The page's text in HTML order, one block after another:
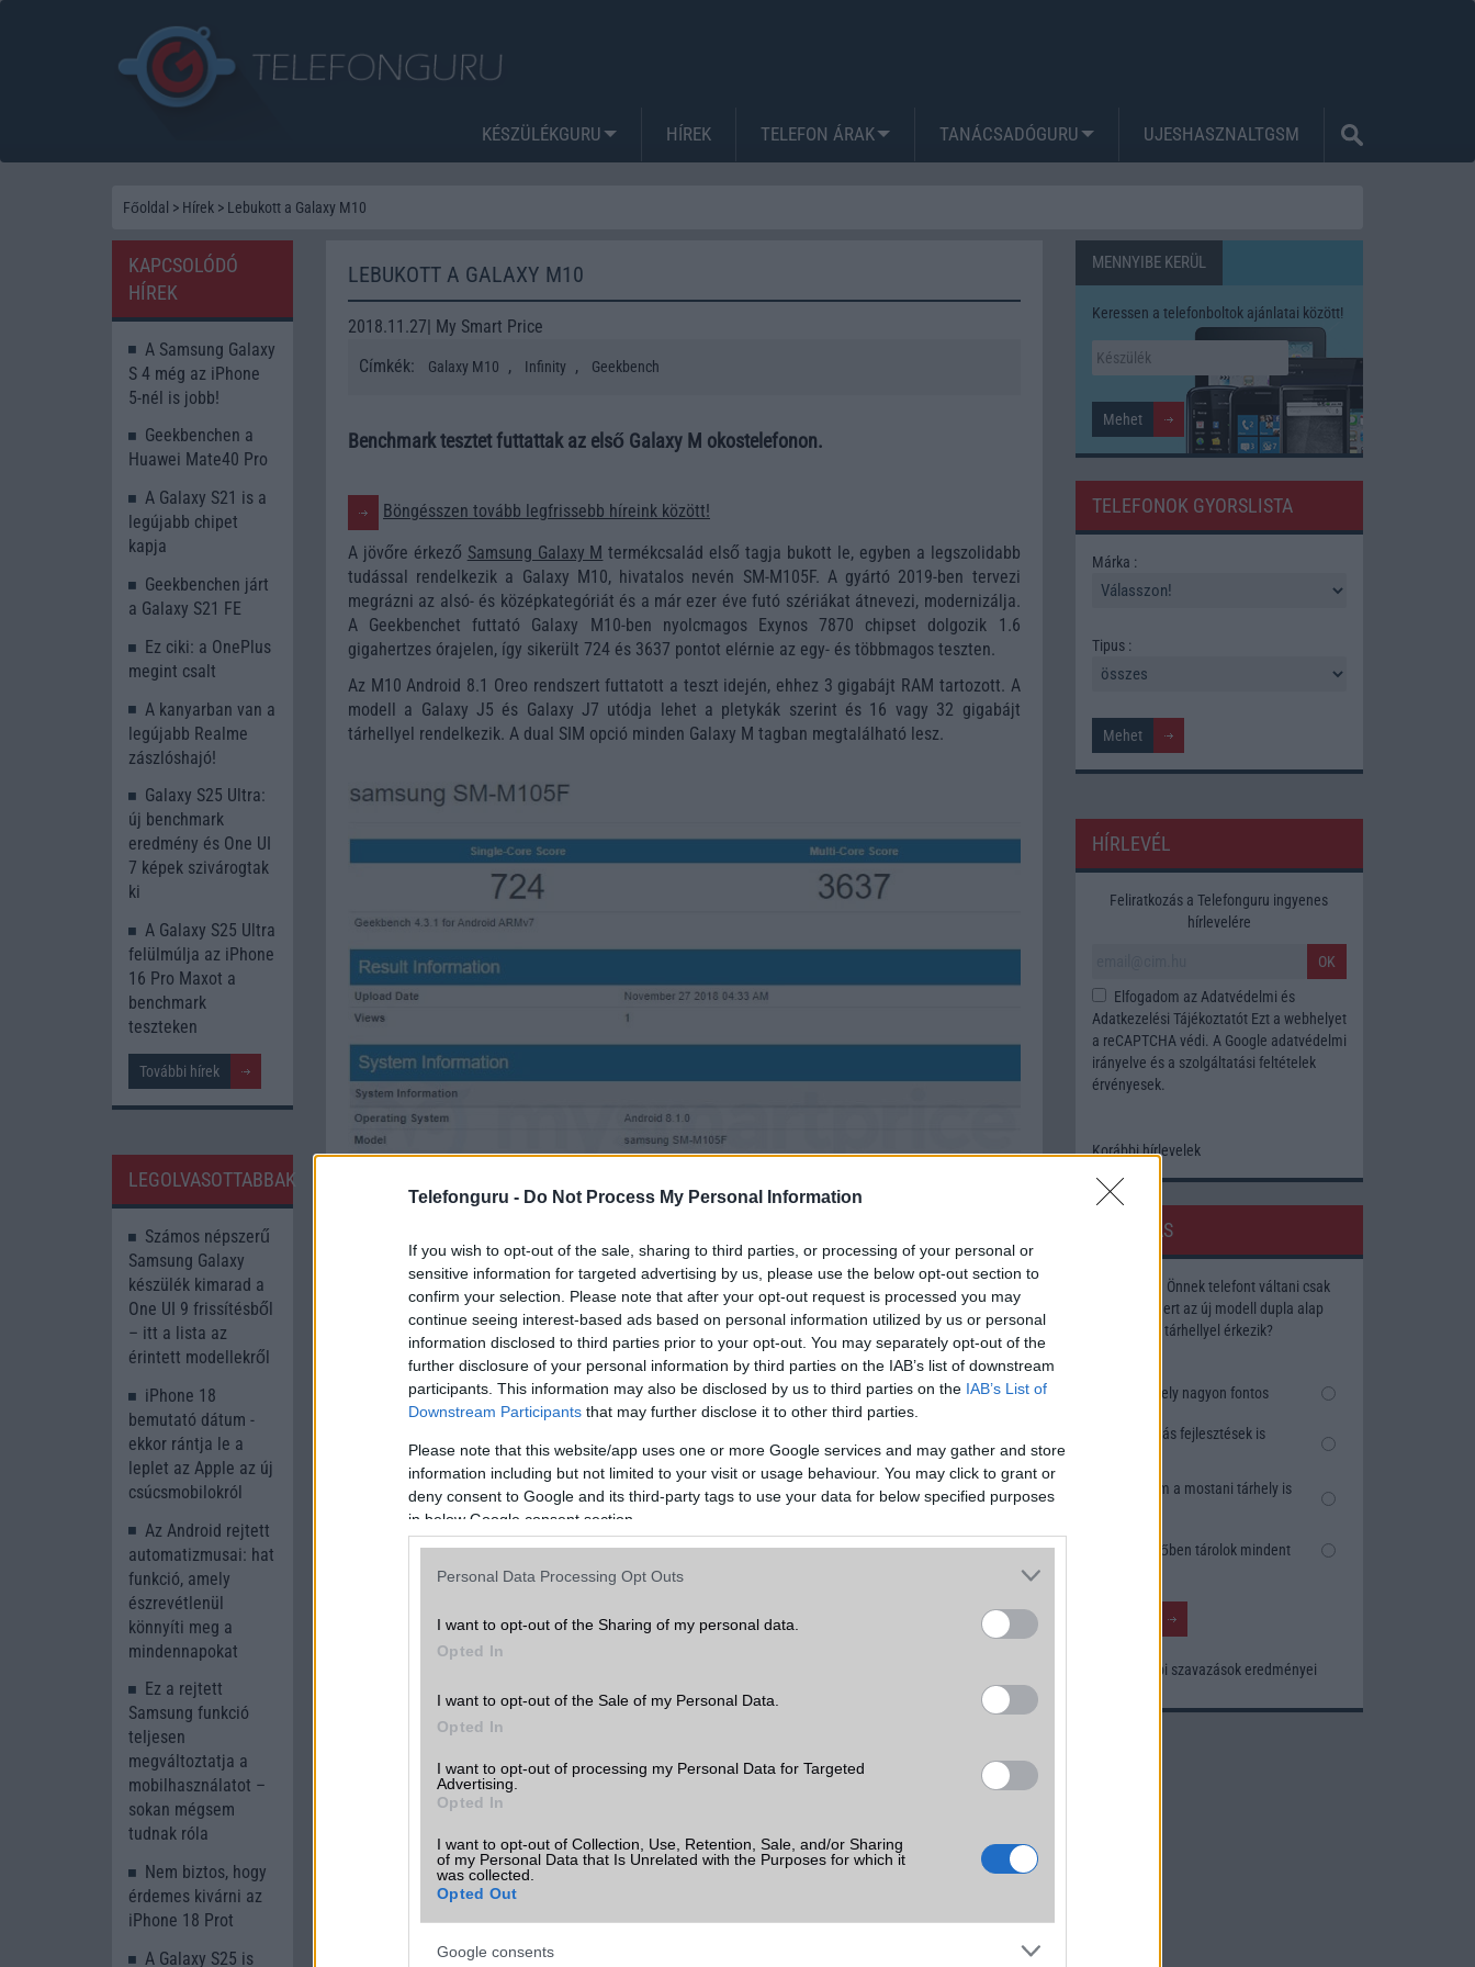
Telefonguru - Do Not Process My Personal Information
If you wish to opt-out of the sale, sharing to third parties, or processing of your personal or
sensitive information for targeted advertising by us, please use the below opt-out section to
confirm your selection. Please note that after your opt-out request is processed you may
continue seeing interest-based ads based on personal information utilized by us or personal
information disclosed to third parties prior to your opt-out. You may separately opt-out of the
further disclosure of your personal information by third parties on the IAB’s list of downstream
participants. This information may also be disclosed by us to third parties on the IAB’s List of
Downstream Participants that may further disclose it to other third parties.
Please note that this website/app uses one or more Google services and may gather and store
information including but not limited to your visit or usage behaviour. You may click to grant or
deny consent to Google and its third-party tags to use your data for below specified purposes
in below Google consent section.
Personal Data Processing Opt Outs
I want to opt-out of the Sharing of my personal data.
Opted In
I want to opt-out of the Sale of my Personal Data.
Opted In
I want to opt-out of processing my Personal Data for Targeted
Advertising.
Opted In
I want to opt-out of Collection, Use, Retention, Sale, and/or Sharing
of my Personal Data that Is Unrelated with the Purposes for which it
was collected.
Opted Out
Google consents
KÉSZÜLÉKGURU HÍREK TELEFON ÁRAK TANÁCSADÓGURU UJESHASZNALTGSM
Főoldal > Hírek > Lebukott a Galaxy M10
LEBUKOTT A GALAXY M10
2018.11.27| My Smart Price
Címkék:
Galaxy M10 , Infinity , Geekbench
Benchmark tesztet futtattak az első Galaxy M okostelefonon.
Böngésszen tovább legfrissebb híreink között!
A jövőre érkező Samsung Galaxy M termékcsalád első tagja bukott le, egyben a legszolidabb
tudással rendelkezik a Galaxy M10, hivatalos nevén SM-M105F. A gyártó 2019-ben tervezi
megrázni az alsó- és középkategóriát és a már ezer éve futó szériákat átnevezi, modernizálja.
A Geekbenchet futtató Galaxy M10-ben nyolcmagos Exynos 7870 chipset dolgozik 1.6
gigahertzes órajelen, így sikerült 724 és 3637 pontot elérnie az egy- és többmagos teszten.
Az M10 Android 8.1 Oreo rendszert futtatott a teszt idején, ehhez 3 gigabájt RAM tartozott. A
modell a Galaxy J5 és Galaxy J7 utódja lehet a pletykák szerint és 16 vagy 32 gigabájt
tárhellyel rendelkezik. A dual SIM opció minden Galaxy M tagban megtalálható lesz.
Az eggyel okosabb verzió, az SM-M205F 2340×1080 pixel felbontást kap, ehhez notch is jár, ez
egy tipikus felbontás, akárcsak azOppo R17-ben. Ezek szerint a Galaxy M széria lehet az első
a Samsung Infinity kijelzőinek egyikével felszerelve. Az M205F tudásban erősebb,
köszönhetően az Exynos 7885 processzornak, míg a széria harmadik tagja, az SM-M305F 128
Galaxy On és a Galaxy C szériát, bár a kedvelt Galaxy A modellek is új néven érkeznek, erről
egyelőre közelebbi információval nem rendelkezünk.
My Smart Price
Új és Használt GSM kiemelt ajánlatok
Samsung Galaxy S26
KAPCSOLÓDÓ
HÍREK
A Samsung Galaxy
S 4 még az iPhone
5-nél is jobb!
Geekbenchen a
Huawei Mate40 Pro
A Galaxy S21 is a
legújabb chipet
kapja
Geekbenchen járt
a Galaxy S21 FE
Ez ciki: a OnePlus
megint csalt
A kanyarban van a
legújabb Realme
zászlóshajó!
Galaxy S25 Ultra:
új benchmark
eredmény és One UI
7 képek szivárogtak
ki
A Galaxy S25 Ultra
felülmúlja az iPhone
16 Pro Maxot a
benchmark
teszteken
További hírek
LEGOLVASOTTABBAK
Számos népszerű
Samsung Galaxy
készülék kimarad a
One UI 9 frissítésből
– itt a lista az
érintett modellekről
iPhone 18
bemutató dátum -
ekkor rántja le a
leplet az Apple az új
csúcsmobilokról
Az Android rejtett
automatizmusai: hat
funkció, amely
észrevétlenül
könnyíti meg a
mindennapokat
Ez a rejtett
Samsung funkció
teljesen
megváltoztatja a
mobilhasználatot –
sokan mégsem
tudnak róla
Nem biztos, hogy
érdemes kivárni az
iPhone 18 Prot
A Galaxy S25 is
MENNYIBE KERÜL
Keressen a telefonboltok ajánlatai között!
TELEFONOK GYORSLISTA
Márka :
Tipus :
HÍRLEVÉL
Feliratkozás a Telefonguru ingyenes
hírlevelére
OK
Elfogadom az Adatvédelmi és
Adatkezelési TájékoztatótEzt a webhelyet
a reCAPTCHA védi. A Google adatvédelmi
irányelve és a szolgáltatási feltételek
érvényesek.
Korábbi hírlevelek
SZAVAZÁS
Megérné Önnek telefont váltani csak
azért, mert az új modell dupla alap
tárhellyel érkezik?
Igen, a tárhely nagyon fontos
Talán, ha más fejlesztések is
Nem, nekem a mostani tárhely is
Inkább felhőben tárolok mindent
Korábbi szavazások eredményei